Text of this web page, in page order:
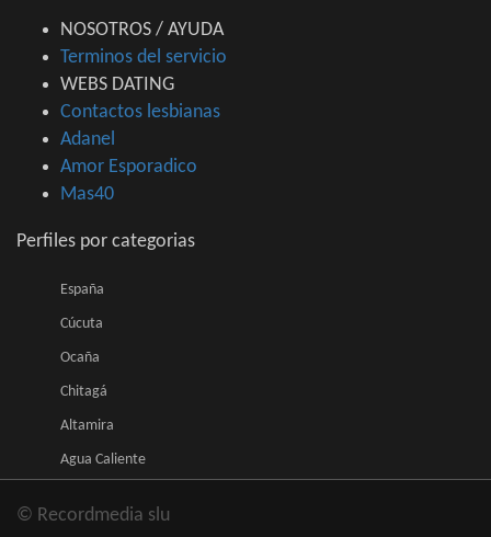
NOSOTROS / AYUDA
Terminos del servicio
WEBS DATING
Contactos lesbianas
Adanel
Amor Esporadico
Mas40
Perfiles por categorias
España
Cúcuta
Ocaña
Chitagá
Altamira
Agua Caliente
© Recordmedia slu